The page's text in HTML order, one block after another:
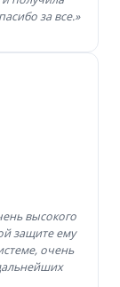
за все.»
высокого
защите ему
очень